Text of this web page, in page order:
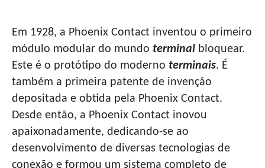
Em 1928, a Phoenix Contact inventou o primeiro
módulo modular do mundo terminal bloquear.
Este é o protótipo do moderno terminais. É
também a primeira patente de invenção
depositada e obtida pela Phoenix Contact.
Desde então, a Phoenix Contact inovou
apaixonadamente, dedicando-se ao
desenvolvimento de diversas tecnologias de
conexão e formou um sistema completo de